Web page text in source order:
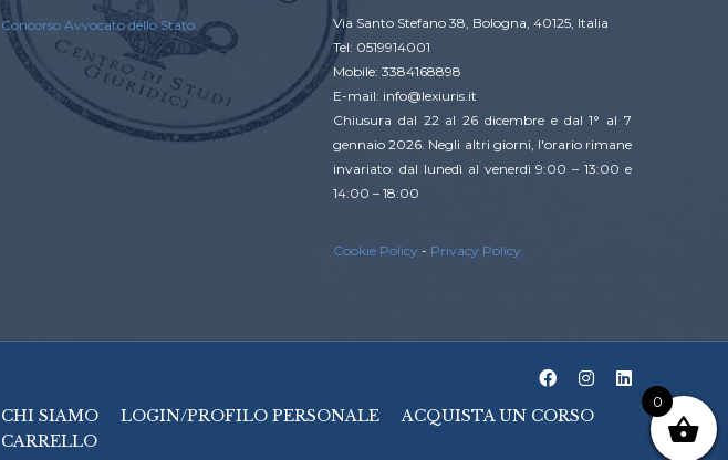
Concorso Avvocato dello Stato
Via Santo Stefano 38, Bologna, 40125, Italia
Tel: 0519914001
Mobile: 3384168898
E-mail: info@lexiuris.it
Chiusura dal 22 al 26 dicembre e dal 1° al 7
gennaio 2026. Negli altri giorni, l'orario rimane
invariato: dal lunedì al venerdì 9:00 – 13:00 e
14:00 – 18:00
Cookie Policy - Privacy Policy
CHI SIAMO
LOGIN/PROFILO PERSONALE
ACQUISTA UN CORSO
CARRELLO
0